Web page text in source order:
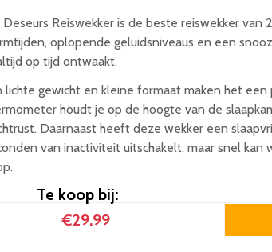
Deseurs Reiswekker is de beste reiswekker
oplopende geluidsniveaus en een
op tijd ontwaakt.
lichte gewicht en kleine formaat maken het
houdt je op de hoogte van de
Daarnaast heeft deze wekker een
van inactiviteit uitschakelt, maar snel
Te koop bij:
€29.99